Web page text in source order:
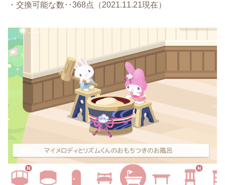
・交換可能な数‥368点（2021.11.21現在）